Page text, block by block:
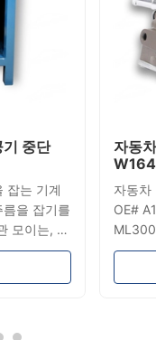
기 중단
잡는 기계
을 잡기를
모이는, 온
에서 모이
중단 충
, 무게에
자동
자동차
OE#
400